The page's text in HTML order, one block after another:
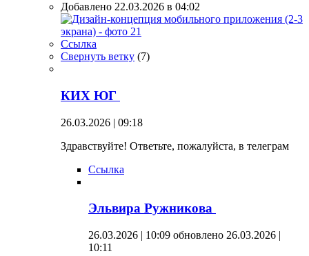
Добавлено 22.03.2026 в 04:02
Ссылка
Свернуть ветку (7)
КИХ ЮГ
26.03.2026 | 09:18
Здравствуйте! Ответьте, пожалуйста, в телеграм
Ссылка
Эльвира Ружникова
26.03.2026 | 10:09 обновлено 26.03.2026 |
10:11